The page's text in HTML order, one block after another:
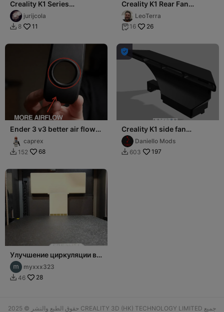
Creality K1 Series
Motherboard Twin 6015
Fan Upgrade Mod
jurijcola
 8 11
Creality K1 Rear Fan
Airflow Redirector (Back
Fan Cover)
LeoTerra
 16 26
Ender 3 v3 better air flow
for freecaprex
 152 68

Creality K1 side fan
improved Flow duct
Daniello Mods
 603 197
Улучшение циркуляции в
камере принтера Creality
K2 Plusmyxxx323
 46 28
حقوق الطبع والنشر © 2025 CREALITY 3D (HK) TECHNOLOGY LIMITED جميع